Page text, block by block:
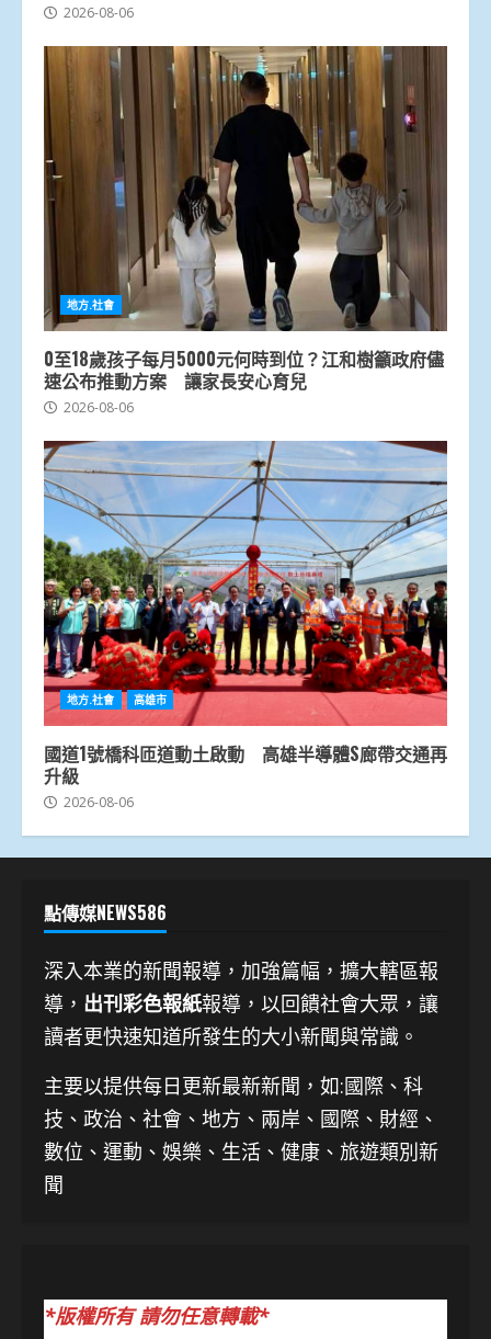
2026-08-06
地方.社會
0至18歲孩子每月5000元何時到位？江和樹籲政府儘
速公布推動方案 讓家長安心育兒
2026-08-06
地方.社會 高雄市
國道1號橋科匝道動土啟動 高雄半導體S廊帶交通再
升級
2026-08-06
點傳媒NEWS586
深入本業的新聞報導，加強篇幅，擴大轄區報
導， 出刊彩色報紙報導，以回饋社會大眾，讓
讀者更快速知道所發生的大小新聞與常識。
主要以提供每日更新最新新聞 ，如:國際、科
技、 政治、社會、地方、兩岸、國際、財經、
數位、運動、娛樂、生活、健康、旅遊類別新
聞
*版權所有 請勿任意轉載*